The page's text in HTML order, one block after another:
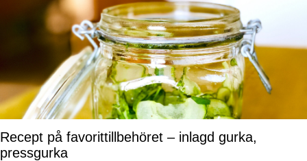
Recept på favorittillbehöret – inlagd gurka,
pressgurka